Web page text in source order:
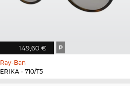
149,60 € P
Ray-Ban
ERIKA - 710/T5